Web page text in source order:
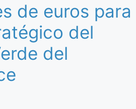
de euros para
del
del